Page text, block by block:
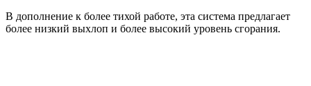
В дополнение к более тихой работе, эта система предлагает
более низкий выхлоп и более высокий уровень сгорания.